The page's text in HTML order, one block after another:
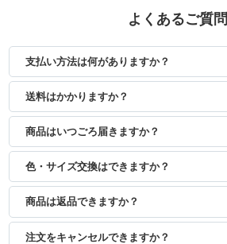
よくあるご質問
支払い方法は何がありますか？
送料はかかりますか？
商品はいつごろ届きますか？
色・サイズ交換はできますか？
商品は返品できますか？
注文をキャンセルできますか？